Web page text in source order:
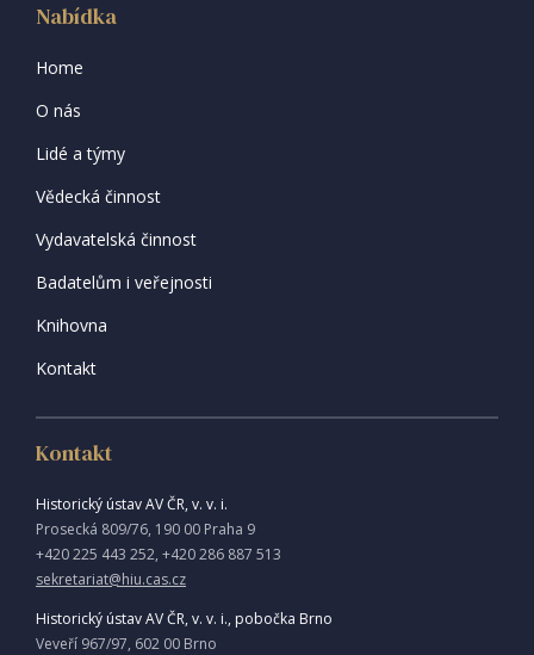
Nabídka
Home
O nás
Lidé a týmy
Vědecká činnost
Vydavatelská činnost
Badatelům i veřejnosti
Knihovna
Kontakt
Kontakt
Historický ústav AV ČR, v. v. i.
Prosecká 809/76, 190 00 Praha 9
+420 225 443 252, +420 286 887 513
sekretariat@hiu.cas.cz
Historický ústav AV ČR, v. v. i., pobočka Brno
Veveří 967/97, 602 00 Brno